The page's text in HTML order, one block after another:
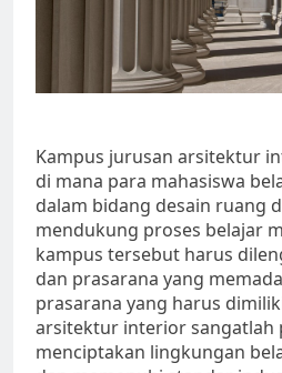
Kampus jurusan arsitektur
di mana para mahasiswa
dalam bidang desain ruang
mendukung proses belajar
kampus tersebut harus
dan prasarana yang
prasarana yang harus
arsitektur interior sangatlah
menciptakan lingkungan